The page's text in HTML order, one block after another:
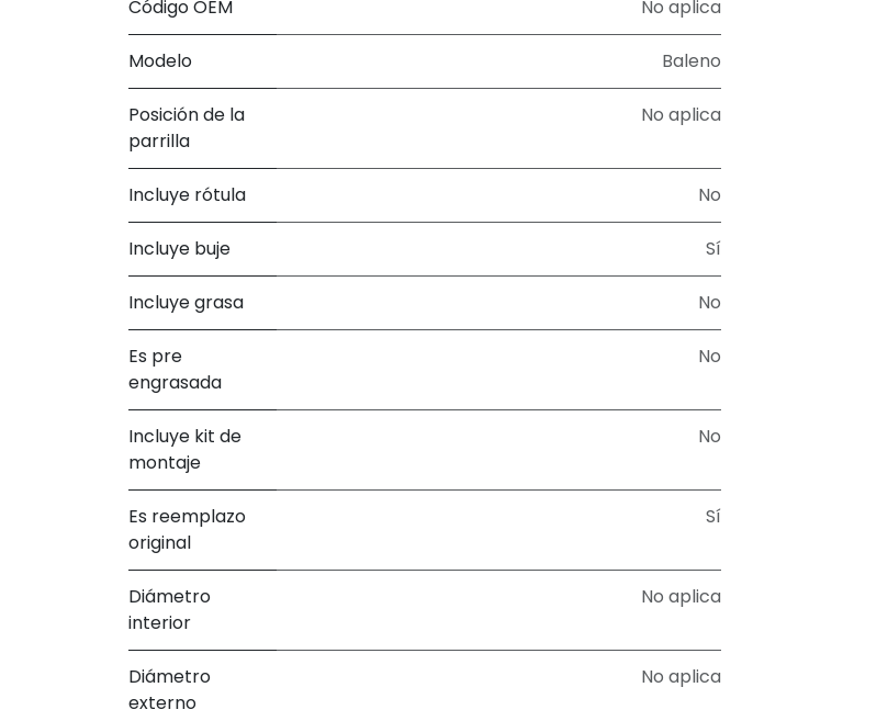
Código OEM No aplica
Modelo Baleno
Posición de la
parrilla
No aplica
Incluye rótula No
Incluye buje Sí
Incluye grasa No
Es pre
engrasada
No
Incluye kit de
montaje
No
Es reemplazo
original
Sí
Diámetro
interior
No aplica
Diámetro
externo
No aplica